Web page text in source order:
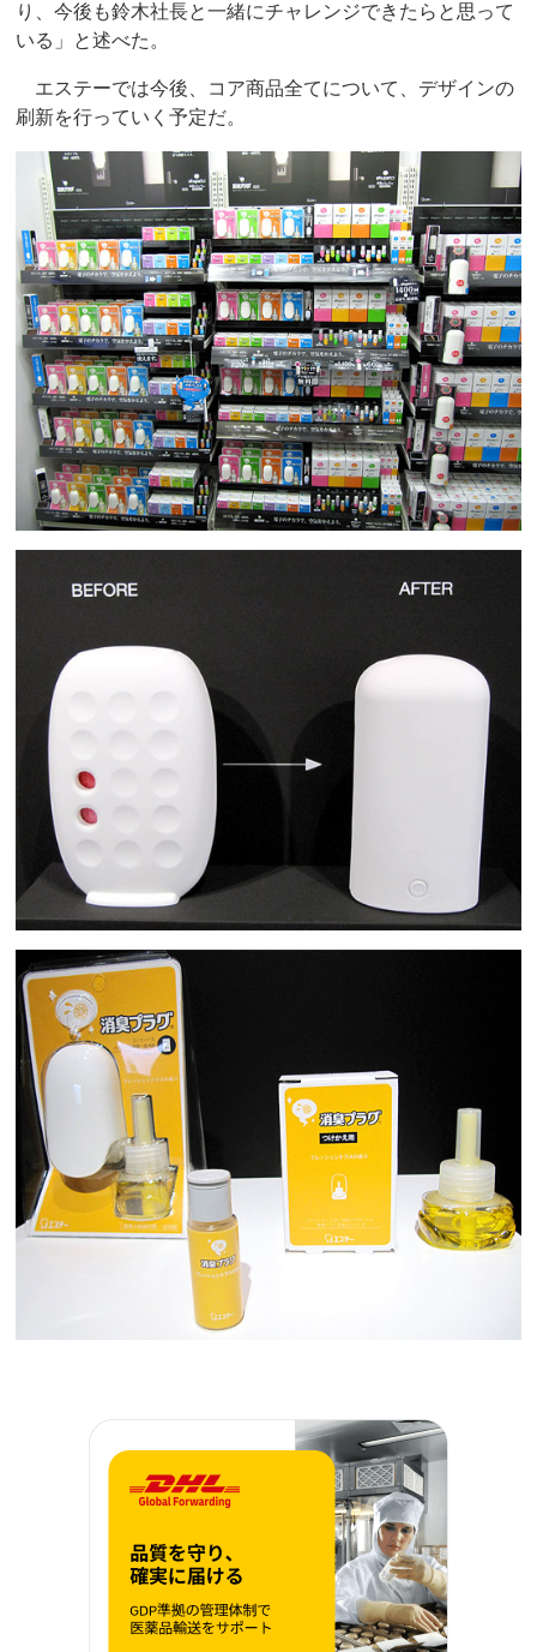
り、今後も鈴木社長と一緒にチャレンジできたらと思って
いる」と述べた。
エステーでは今後、コア商品全てについて、デザインの
刷新を行っていく予定だ。